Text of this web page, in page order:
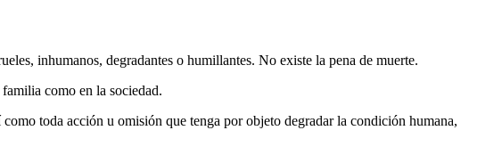
inhumanos, degradantes o humillantes. No existe la pena de muerte.
como en la sociedad.
toda acción u omisión que tenga por objeto degradar la condición humana,